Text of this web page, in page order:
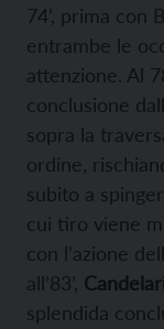
74’, prima con
entrambe le
attenzione. Al
conclusione
sopra la
ordine,
subito a
cui tiro viene
con l’azione
all’83’,
splendida